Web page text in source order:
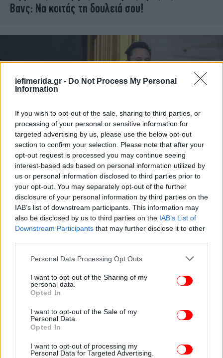
iefimerida.gr - Do Not Process My Personal
Information
If you wish to opt-out of the sale, sharing to third parties, or
processing of your personal or sensitive information for
targeted advertising by us, please use the below opt-out
section to confirm your selection. Please note that after your
opt-out request is processed you may continue seeing
interest-based ads based on personal information utilized by
us or personal information disclosed to third parties prior to
your opt-out. You may separately opt-out of the further
disclosure of your personal information by third parties on the
IAB’s list of downstream participants. This information may
also be disclosed by us to third parties on the IAB’s List of
Downstream Participants that may further disclose it to other
Please note that this website/app uses one or more Google
not limited to your visit or usage behaviour. You may click to
grant or deny consent to Google and its third-party tags to
use your data for below specified purposes in below Google
consent section.
Personal Data Processing Opt Outs
I want to opt-out of the Sharing of my
personal data.
Opted In
I want to opt-out of the Sale of my
Personal Data.
Opted In
I want to opt-out of processing my
Personal Data for Targeted Advertising.
Βανς: Να κοιτάς τη δουλειά σου!
ΚΟΣΜΟΣ 10/02/2025 11:24
«Ουάου, τι ηλίθιος που είναι αυτός ο τύπος!»:
Υβριστική επίθεση του Μασκ στον Γερμανό
αντικαγκελάριο Χάμπεκ
ΚΟΣΜΟΣ 31/12/2024 10:29